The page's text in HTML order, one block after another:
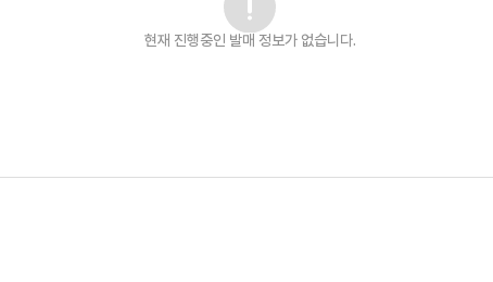
현재 진행중인 발매 정보가 없습니다.